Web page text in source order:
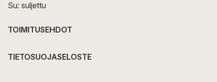
Su: suljettu
TOIMITUSEHDOT
TIETOSUOJASELOSTE